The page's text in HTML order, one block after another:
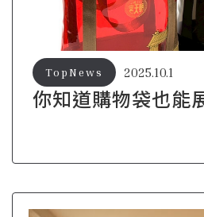
你知道購物袋也能
2025.10.1
TopNews